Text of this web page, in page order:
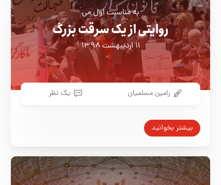
به مناسبت اول می
روایتی از یک سرقت بزرگ
۱۱ اردیبهشت ۱۳۹۸
رامین مسلمیان یک نظر
بیشتر بخوانید